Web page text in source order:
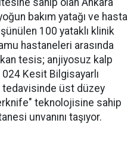
sahip olan Ankara
bakım yatağı ve hasta
100 yataklı klinik
hastaneleri arasında
tesis; anjiyosuz kalp
Kesit Bilgisayarlı
üst düzey
teknolojisine sahip
unvanını taşıyor.